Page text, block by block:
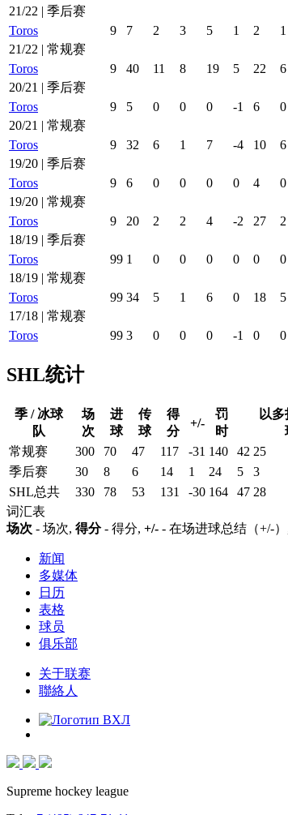
21/22 | 季后赛
Toros
9 7 2 3 5 1 2 1
21/22 | 常规赛
Toros
9 40 11 8 19 5 22 6
20/21 | 季后赛
Toros
9 5 0 0 0 -1 6 0
20/21 | 常规赛
Toros
9 32 6 1 7 -4 10 6
19/20 | 季后赛
Toros
9 6 0 0 0 0 4 0
19/20 | 常规赛
Toros
9 20 2 2 4 -2 27 2
18/19 | 季后赛
Toros
99 1 0 0 0 0 0 0
18/19 | 常规赛
Toros
99 34 5 1 6 0 18 5
17/18 | 常规赛
Toros
99 3 0 0 0 -1 0 0
SHL统计
季 / 冰球
队
场
次
进
球
传
球
得
分
+/-
罚
时
以
常规赛 300 70 47 117 -31 140 42 25
季后赛
30 8 6 14 1 24 5 3
SHL总共
330 78 53 131 -30 164 47 28
词汇表
场次 - 场次, 得分- 得分, +/- - 在场进球总结（+/-
新闻
多媒体
日历
表格
球员
俱乐部
关于联赛
聯絡人
Supreme hockey league